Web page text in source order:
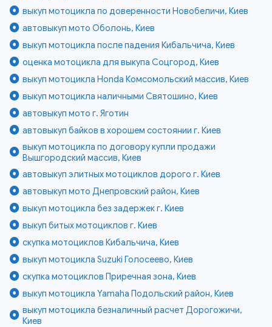
выкуп мотоцикла по доверенности Новобеличи, Киев
автовыкуп мото Оболонь, Киев
выкуп мотоцикла после падения Кибальчича, Киев
оценка мотоцикла для выкупа Соцгород, Киев
выкуп мотоцикла Honda Комсомольский массив, Киев
выкуп мотоцикла наличными Святошино, Киев
автовыкуп мото г. Яготин
автовыкуп байков в хорошем состоянии г. Киев
выкуп мотоцикла по договору купли продажи
Вышгородский массив, Киев
автовыкуп элитных мотоциклов дорого г. Киев
автовыкуп мото Днепровский район, Киев
выкуп мотоцикла без задержек г. Киев
выкуп битых мотоциклов г. Киев
скупка мотоциклов Кибальчича, Киев
выкуп мотоцикла Suzuki Голосеево, Киев
скупка мотоциклов Приречная зона, Киев
выкуп мотоцикла Yamaha Подольский район, Киев
выкуп мотоцикла безналичный расчет Дорогожичи,
Киев